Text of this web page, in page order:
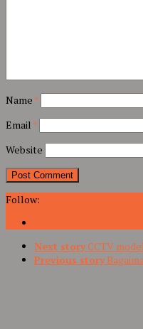
Name *
Email *
Website
Follow:
Next story CCTV
Previous story